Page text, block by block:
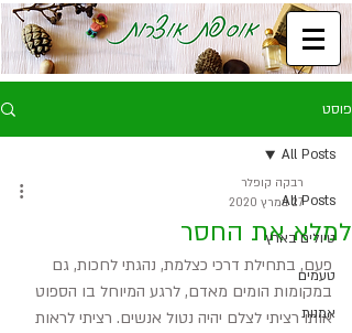
פוסט
All Posts
טיולים בארץ
טעמים
אמנות
All Posts
למלא את החסר
רבקה קופלר
27 במרץ 2020
פעם, בתחילת דרכי כצלמת, נהגתי לחכות, גם
במקומות הומים מאדם, לרגע המיוחל בו הספוט
אותו רציתי לצלם יהיה נטול אנשים. רציתי לראות